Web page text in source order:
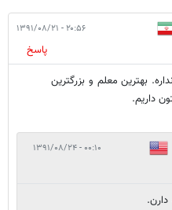
۲۰:۵۶ - ۱۳۹۱/۰۸/۲۱
پاسخ
بهترين معلم و بزرگترين
داريم.
۰۰:۱۰ - ۱۳۹۱/۰۸/۲۴